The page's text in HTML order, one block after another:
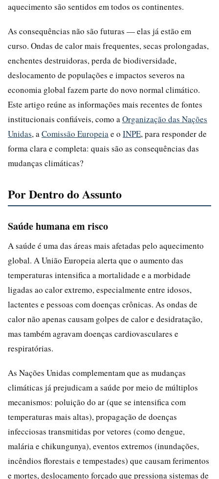
aquecimento são sentidos em todos os continentes.
As consequências não são futuras — elas já estão em
curso. Ondas de calor mais frequentes, secas prolongadas,
enchentes destruidoras, perda de biodiversidade,
deslocamento de populações e impactos severos na
economia global fazem parte do novo normal climático.
Este artigo reúne as informações mais recentes de fontes
institucionais confiáveis, como a Organização das Nações
Unidas, a Comissão Europeia e o INPE, para responder de
forma clara e completa: quais são as consequências das
mudanças climáticas?
Por Dentro do Assunto
Saúde humana em risco
A saúde é uma das áreas mais afetadas pelo aquecimento
global. A União Europeia alerta que o aumento das
temperaturas intensifica a mortalidade e a morbidade
ligadas ao calor extremo, especialmente entre idosos,
lactentes e pessoas com doenças crônicas. As ondas de
calor não apenas causam golpes de calor e desidratação,
mas também agravam doenças cardiovasculares e
respiratórias.
As Nações Unidas complementam que as mudanças
climáticas já prejudicam a saúde por meio de múltiplos
mecanismos: poluição do ar (que se intensifica com
temperaturas mais altas), propagação de doenças
infecciosas transmitidas por vetores (como dengue,
malária e chikungunya), eventos extremos (inundações,
incêndios florestais e tempestades) que causam ferimentos
e mortes, deslocamento forçado que pressiona sistemas de